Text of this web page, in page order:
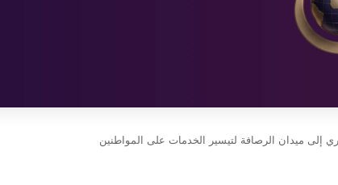
إلى ميدان الرصافة لتيسير الخدمات على المواطنين